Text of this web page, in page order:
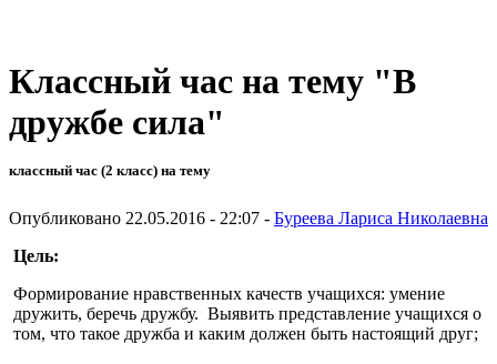
Классный час на тему "В
дружбе сила"
классный час (2 класс) на тему
Опубликовано 22.05.2016 - 22:07 - Буреева Лариса Николаевна
Цель:
Формирование нравственных качеств учащихся: умение
дружить, беречь дружбу. Выявить представление учащихся о
том, что такое дружба и каким должен быть настоящий друг;